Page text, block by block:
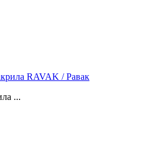
RAVAK / Равак
...